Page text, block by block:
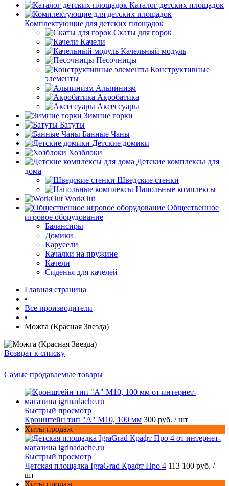
Каталог детских площадок
Комплектующие для детских площадок
Скаты для горок
Качели
Качельный модуль
Песочницы
Конструктивные
элементы
Альпинизм
Акробатика
Аксессуары
Зимние горки
Батуты
Банные Чаны
Детские домики
Хозблоки
Детские комплексы для
дома
Шведские стенки
Напольные комплексы
WorkOut
Общественное
игровое оборудование
Балансиры
Домики
Карусели
Качалки на пружине
Качели
Сиденья для качелей
Главная страница
•
Все производители
•
Можга (Красная Звезда)
Возврат к списку
Самые продаваемые товары
Быстрый просмотр
Кронштейн тип "A" M10, 100 мм 300 руб. / шт
Хиты продаж
Быстрый просмотр
Детская площадка IgraGrad Крафт Про 4 113 100 руб. /
шт
Хиты продаж